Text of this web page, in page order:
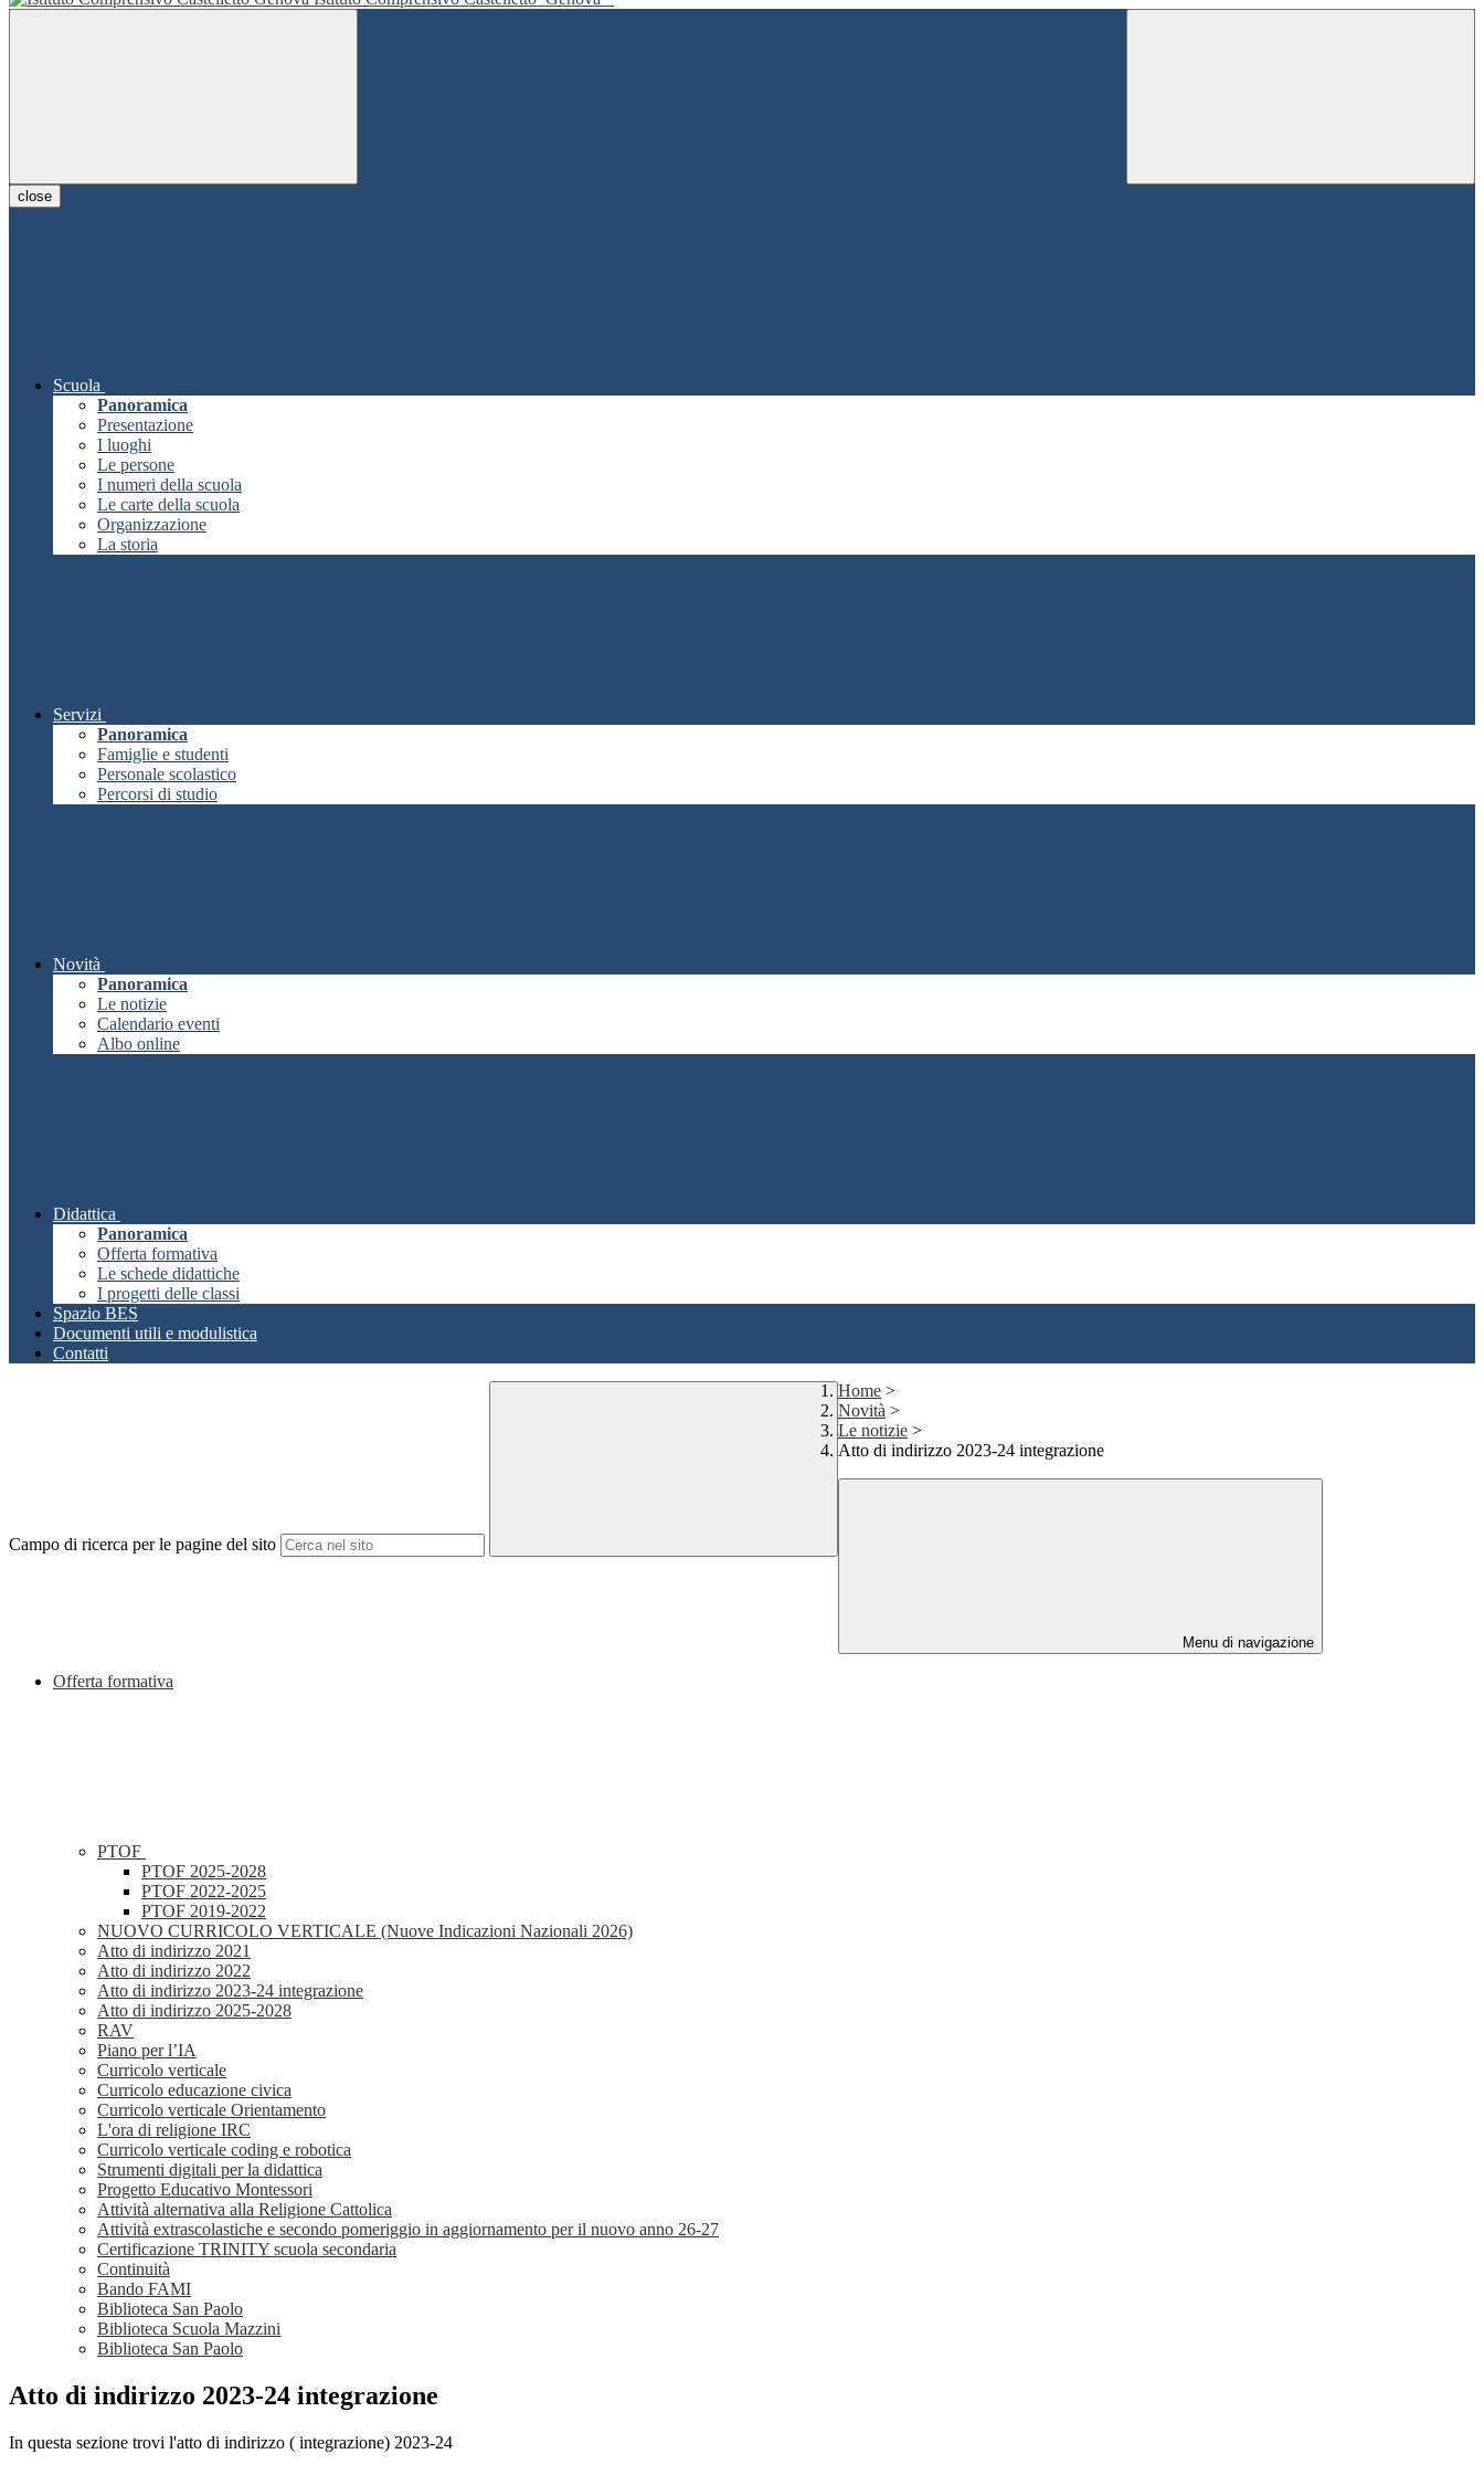
close
Scuola
Panoramica
Presentazione
I luoghi
Le persone
I numeri della scuola
Le carte della scuola
Organizzazione
La storia
Servizi
Panoramica
Famiglie e studenti
Personale scolastico
Percorsi di studio
Novità
Panoramica
Le notizie
Calendario eventi
Albo online
Didattica
Panoramica
Offerta formativa
Le schede didattiche
I progetti delle classi
Spazio BES
Documenti utili e modulistica
Contatti
Campo di ricerca per le pagine del sito
Home >
Novità >
Le notizie >
Atto di indirizzo 2023-24 integrazione
Menu di navigazione
Offerta formativa
PTOF
PTOF 2025-2028
PTOF 2022-2025
PTOF 2019-2022
NUOVO CURRICOLO VERTICALE (Nuove Indicazioni Nazionali 2026)
Atto di indirizzo 2021
Atto di indirizzo 2022
Atto di indirizzo 2023-24 integrazione
Atto di indirizzo 2025-2028
RAV
Piano per l’IA
Curricolo verticale
Curricolo educazione civica
Curricolo verticale Orientamento
L'ora di religione IRC
Curricolo verticale coding e robotica
Strumenti digitali per la didattica
Progetto Educativo Montessori
Attività alternativa alla Religione Cattolica
Attività extrascolastiche e secondo pomeriggio in aggiornamento per il nuovo anno 26-27
Certificazione TRINITY scuola secondaria
Continuità
Bando FAMI
Biblioteca San Paolo
Biblioteca Scuola Mazzini
Biblioteca San Paolo
Atto di indirizzo 2023-24 integrazione
In questa sezione trovi l'atto di indirizzo ( integrazione) 2023-24